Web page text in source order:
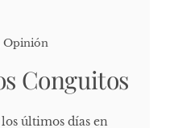
Opinión
Conguitos
últimos días en